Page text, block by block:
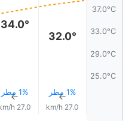
37.0°C
33.0°C
29.0°C
25.0°C
32.0°
1% مطر↑
27.0 km/h
34.0°
1% مطر↑
27.0 km/h